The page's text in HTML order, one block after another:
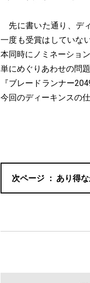
先に書いた通り、デ
一度も受賞はしていな
本同時にノミネーショ
単にめぐりあわせの問
『ブレードランナー
今回のディーキンスの
あり得